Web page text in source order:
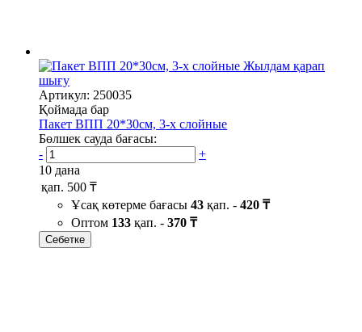
Жылдам қарап
шығу
Артикул: 250035
Қоймада бар
Пакет ВПП 20*30см, 3-х слойные
Бөлшек сауда бағасы:
-
+
10 дана
қап. 500 ₸
Ұсақ көтерме бағасы 43 қап. - 420 ₸
Оптом 133 қап. - 370 ₸
Себетке